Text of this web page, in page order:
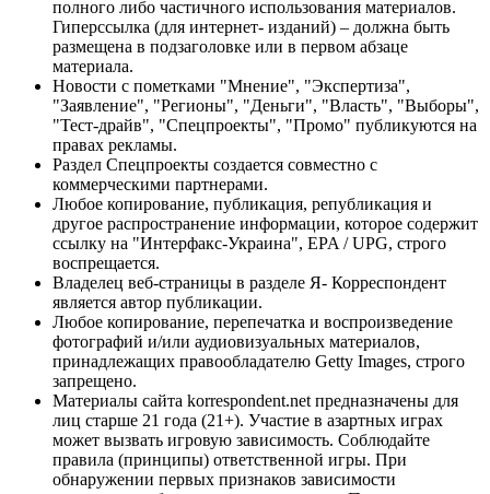
полного либо частичного использования материалов.
Гиперссылка (для интернет- изданий) – должна быть
размещена в подзаголовке или в первом абзаце
материала.
Новости с пометками "Мнение", "Экспертиза",
"Заявление", "Регионы", "Деньги", "Власть", "Выборы",
"Тест-драйв", "Спецпроекты", "Промо" публикуются на
правах рекламы.
Раздел Спецпроекты создается совместно с
коммерческими партнерами.
Любое копирование, публикация, републикация и
другое распространение информации, которое содержит
ссылку на "Интерфакс-Украина", EPA / UPG, строго
воспрещается.
Владелец веб-страницы в разделе Я- Корреспондент
является автор публикации.
Любое копирование, перепечатка и воспроизведение
фотографий и/или аудиовизуальных материалов,
принадлежащих правообладателю Getty Images, строго
запрещено.
Материалы сайта korrespondent.net предназначены для
лиц старше 21 года (21+). Участие в азартных играх
может вызвать игровую зависимость. Соблюдайте
правила (принципы) ответственной игры. При
обнаружении первых признаков зависимости